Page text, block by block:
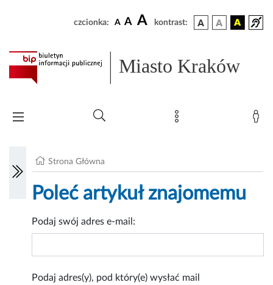
czcionka: A A A kontrast:
Miasto Kraków
Strona Główna
Poleć artykuł znajomemu
Podaj swój adres e-mail:
Podaj adres(y), pod który(e) wysłać mail